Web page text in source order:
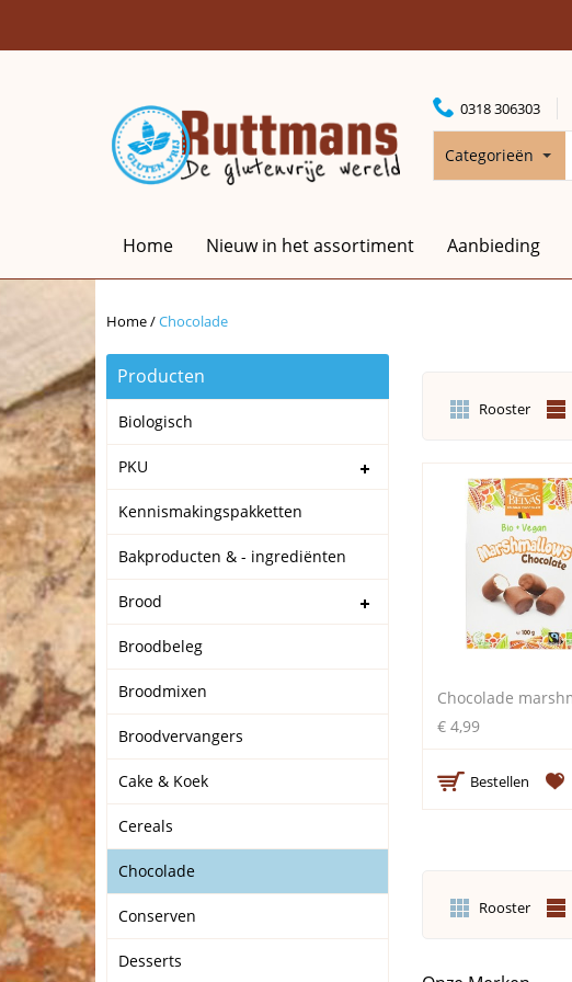
0318 306303
Categorieën
Home Nieuw in het assortiment Aanbieding
Home/Chocolade
Producten
Biologisch
PKU
Kennismakingspakketten
Bakproducten & - ingrediënten
Brood
Broodbeleg
Broodmixen
Broodvervangers
Cake & Koek
Cereals
Chocolade
Conserven
Desserts
Rooster
€ 4,99
Bestellen
Rooster